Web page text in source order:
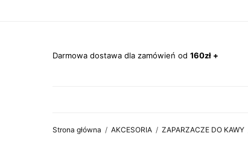
Darmowa dostawa dla zamówień od160zł +
Strona główna / AKCESORIA / ZAPARZACZE DO KAWY